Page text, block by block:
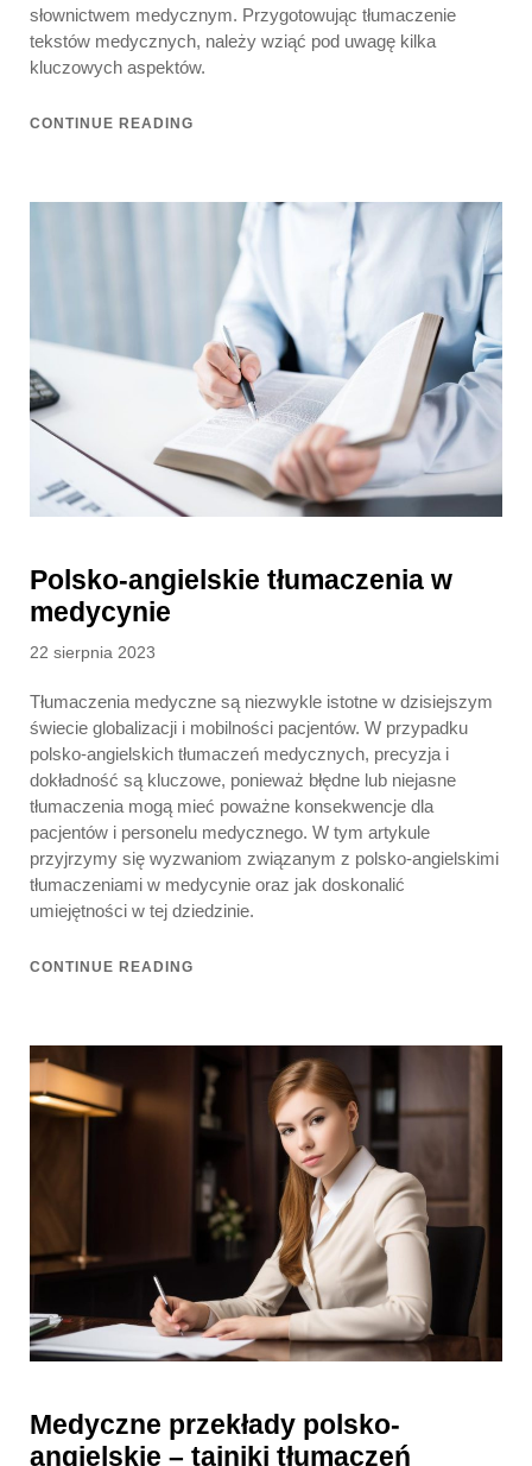
słownictwem medycznym. Przygotowując tłumaczenie
tekstów medycznych, należy wziąć pod uwagę kilka
kluczowych aspektów.
CONTINUE READING
Polsko-angielskie tłumaczenia w
medycynie
Posted
22 sierpnia 2023
Tłumaczenia medyczne są niezwykle istotne w dzisiejszym
świecie globalizacji i mobilności pacjentów. W przypadku
polsko-angielskich tłumaczeń medycznych, precyzja i
dokładność są kluczowe, ponieważ błędne lub niejasne
tłumaczenia mogą mieć poważne konsekwencje dla
pacjentów i personelu medycznego. W tym artykule
przyjrzymy się wyzwaniom związanym z polsko-angielskimi
tłumaczeniami w medycynie oraz jak doskonalić
umiejętności w tej dziedzinie.
CONTINUE READING
Medyczne przekłady polsko-
angielskie – tajniki tłumaczeń